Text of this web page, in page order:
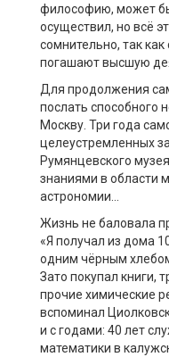
философию, может
осуществил, но всё
сомнительно, так
погашают высшую
Для продолжения
послать способного
Москву. Три года
целеустремленных
Румянцевского
знаниями в области
астрономии…
Жизнь не баловала
«Я получал из дома
одним чёрным
Зато покупал книги,
прочие химические
вспоминал
и с годами: 40 лет
математики в